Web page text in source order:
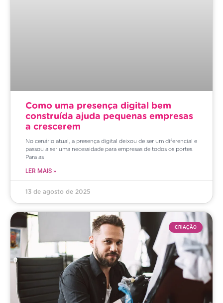
Como uma presença digital bem
construída ajuda pequenas empresas
a crescerem
No cenário atual, a presença digital deixou de ser um diferencial e
passou a ser uma necessidade para empresas de todos os portes.
Para as
LER MAIS »
13 de agosto de 2025
CRIAÇÃO